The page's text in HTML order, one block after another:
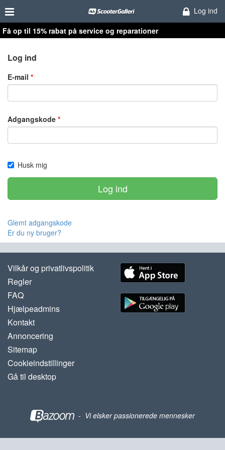
Log ind
Få op til 15% rabat på service og reparationer
Log ind
E-mail
Adgangskode
Husk mig
Log ind
Glemt adgangskode
Er du ny bruger?
Vilkår og privatlivspolitik
Regler
FAQ
Hjælpeadmins
Kontakt
Annoncering
Sitemap
Cookieindstillinger
Gå til desktop
- Vi elsker passionerede mennesker